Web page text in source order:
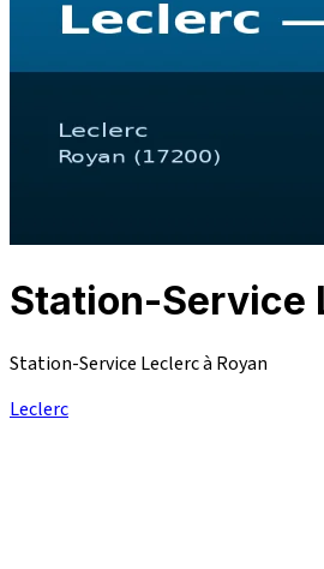
Station-Service
Station-Service Leclerc à Royan
Leclerc